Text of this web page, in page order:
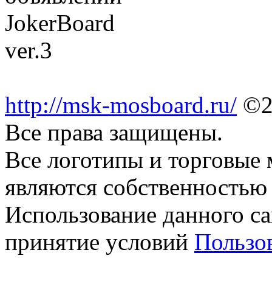
http://msk-mosboard.ru/
Все права защищены.
Все логотипы и торговые
являются
Использование данного
принятие условий